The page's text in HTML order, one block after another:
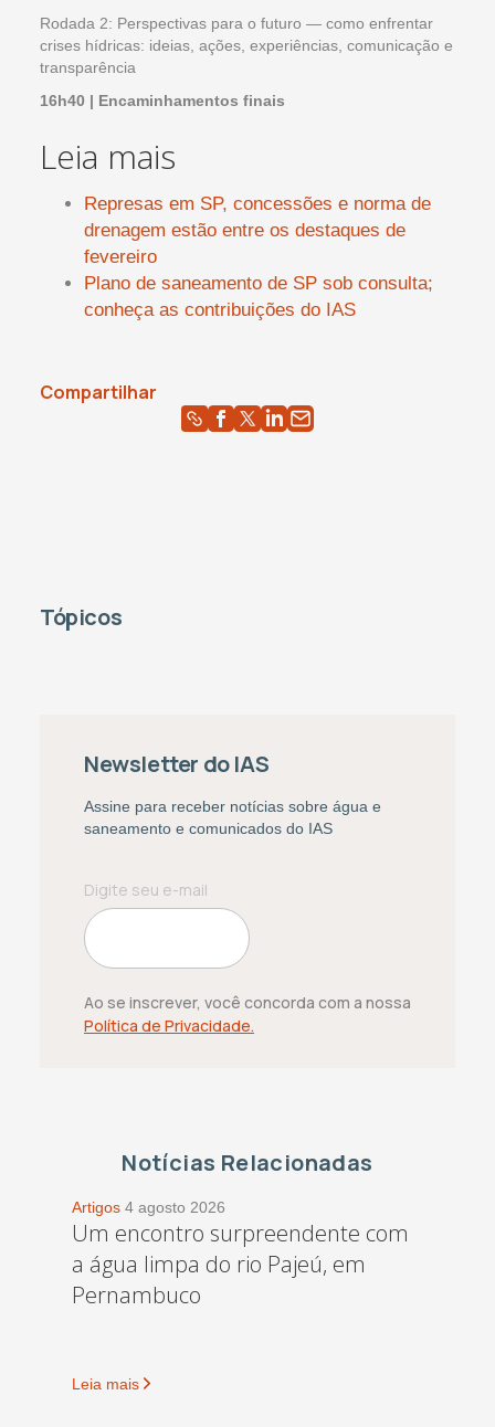
Rodada 2: Perspectivas para o futuro — como enfrentar
crises hídricas: ideias, ações, experiências, comunicação e
transparência
16h40 | Encaminhamentos finais
Leia mais
Represas em SP, concessões e norma de
drenagem estão entre os destaques de
fevereiro
Plano de saneamento de SP sob consulta;
conheça as contribuições do IAS
Compartilhar
Tópicos
Newsletter do IAS
Assine para receber notícias sobre água e
saneamento e comunicados do IAS
Ao se inscrever, você concorda com a nossa
Política de Privacidade.
Notícias Relacionadas
Artigos 4 agosto 2026
Um encontro surpreendente com
a água limpa do rio Pajeú, em
Pernambuco
Leia mais